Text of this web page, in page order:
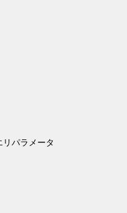
パラメータ